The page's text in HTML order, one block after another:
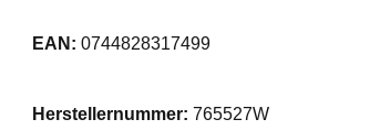
EAN: 0744828317499
Herstellernummer: 765527W